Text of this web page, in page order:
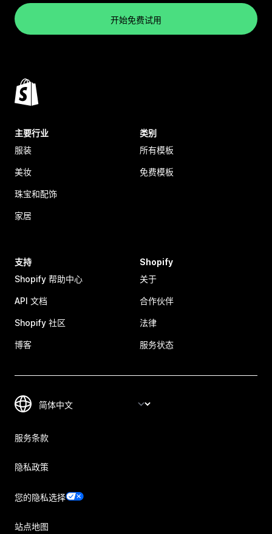
开始免费试用
主要行业
服装
美妆
珠宝和配饰
家居
类别
所有模板
免费模板
支持
Shopify 帮助中心
API 文档
Shopify 社区
博客
Shopify
关于
合作伙伴
法律
服务状态
服务条款
隐私政策
您的隐私选择
站点地图